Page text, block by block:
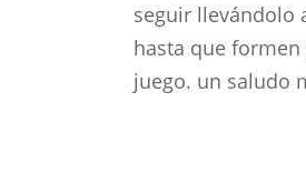
seguir llevándolo
hasta que
juego. un saludo